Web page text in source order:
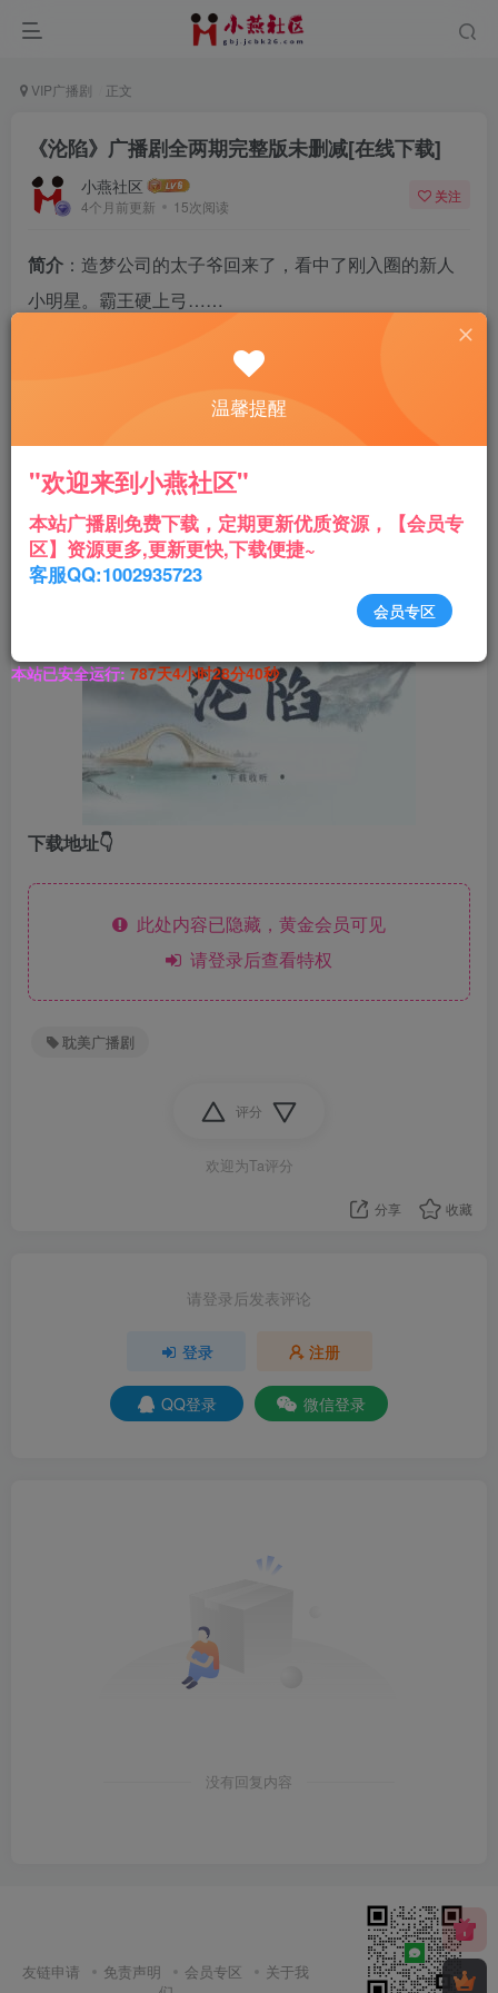
VIP广播剧 正文
《沦陷》广播剧全两期完整版未删减[在线下载]
小燕社区
4个月前更新 15次阅读
关注
简介 ：造梦公司的太子爷回来了，看中了刚入圈的新人
小明星。霸王硬上弓……
——忍住，一切都会过去的。
——方宁不知道，一切才开始……
——方宁，我对你是越来越有兴趣了。也许我开始喜欢
你了……
——只要你一松手，我就会离得远远的，再也不会回
来。
下载地址👇
此处内容已隐藏，黄金会员可见
请登录后查看特权
耽美广播剧
评分
欢迎为Ta评分
分享 收藏
请登录后发表评论
登录 注册
QQ登录 微信登录
没有回复内容
友链申请 免责声明 会员专区
关于我
温馨提醒
"欢迎来到小燕社区"
本站广播剧免费下载，定期更新优质资源，【会员专
区】资源更多,更新更快,下载便捷~
客服QQ:1002935723
会员专区
本站已安全运行: 787天4小时28分40秒